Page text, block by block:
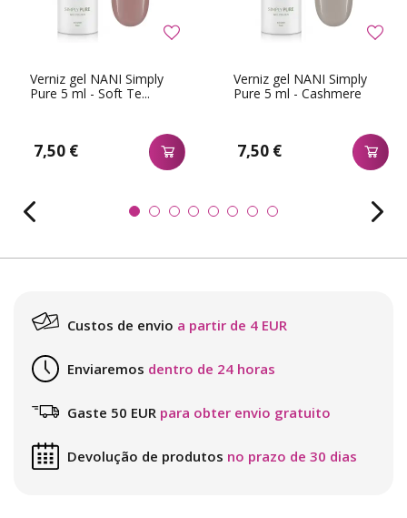
Verniz gel NANI Simply
Pure 5 ml - Soft Te...
7,50 €
Verniz gel NANI Simply
Pure 5 ml - Cashmere
7,50 €
Custos de envio a partir de 4 EUR
Enviaremos dentro de 24 horas
Gaste 50 EUR para obter envio gratuito
Devolução de produtos no prazo de 30 dias